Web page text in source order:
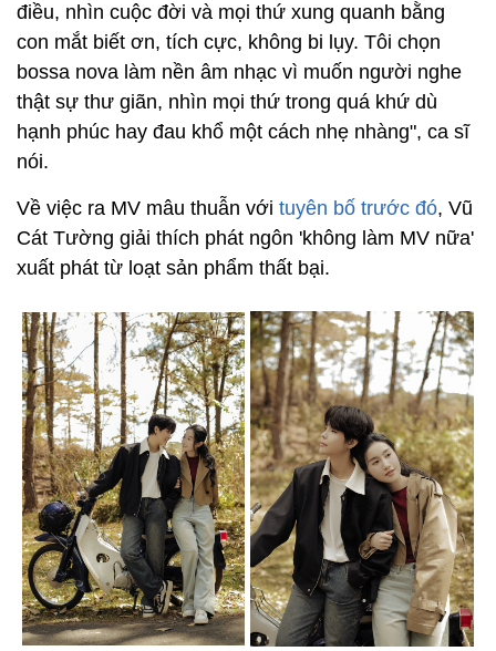
điều, nhìn cuộc đời và mọi thứ xung quanh bằng
con mắt biết ơn, tích cực, không bi lụy. Tôi chọn
bossa nova làm nền âm nhạc vì muốn người nghe
thật sự thư giãn, nhìn mọi thứ trong quá khứ dù
hạnh phúc hay đau khổ một cách nhẹ nhàng", ca sĩ
nói.
Về việc ra MV mâu thuẫn với tuyên bố trước đó, Vũ
Cát Tường giải thích phát ngôn 'không làm MV nữa'
xuất phát từ loạt sản phẩm thất bại.